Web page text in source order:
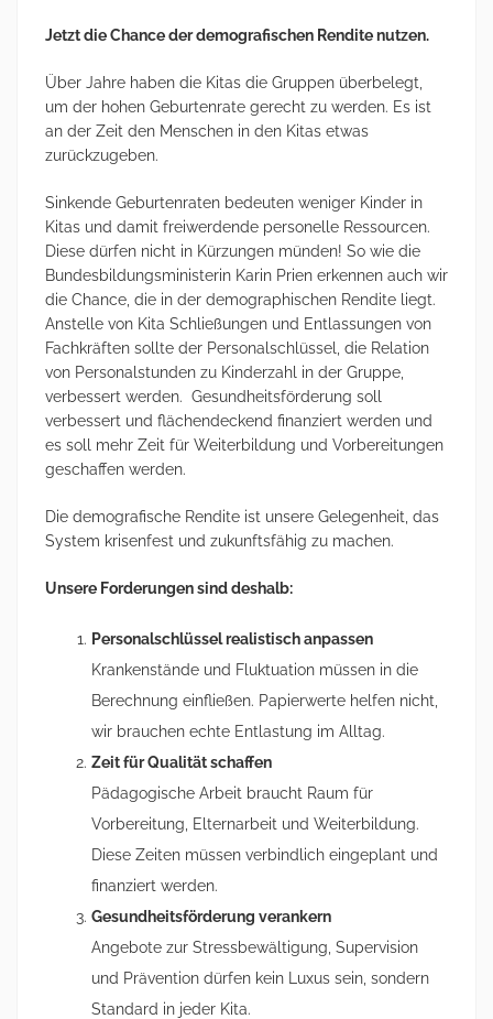
Jetzt die Chance der demografischen Rendite nutzen.
Über Jahre haben die Kitas die Gruppen überbelegt,
um der hohen Geburtenrate gerecht zu werden. Es ist
an der Zeit den Menschen in den Kitas etwas
zurückzugeben.
Sinkende Geburtenraten bedeuten weniger Kinder in
Kitas und damit freiwerdende personelle Ressourcen.
Diese dürfen nicht in Kürzungen münden! So wie die
Bundesbildungsministerin Karin Prien erkennen auch wir
die Chance, die in der demographischen Rendite liegt.
Anstelle von Kita Schließungen und Entlassungen von
Fachkräften sollte der Personalschlüssel, die Relation
von Personalstunden zu Kinderzahl in der Gruppe,
verbessert werden. Gesundheitsförderung soll
verbessert und flächendeckend finanziert werden und
es soll mehr Zeit für Weiterbildung und Vorbereitungen
geschaffen werden.
Die demografische Rendite ist unsere Gelegenheit, das
System krisenfest und zukunftsfähig zu machen.
Unsere Forderungen sind deshalb:
Personalschlüssel realistisch anpassen
Krankenstände und Fluktuation müssen in die
Berechnung einfließen. Papierwerte helfen nicht,
wir brauchen echte Entlastung im Alltag.
Zeit für Qualität schaffen
Pädagogische Arbeit braucht Raum für
Vorbereitung, Elternarbeit und Weiterbildung.
Diese Zeiten müssen verbindlich eingeplant und
finanziert werden.
Gesundheitsförderung verankern
Angebote zur Stressbewältigung, Supervision
und Prävention dürfen kein Luxus sein, sondern
Standard in jeder Kita.